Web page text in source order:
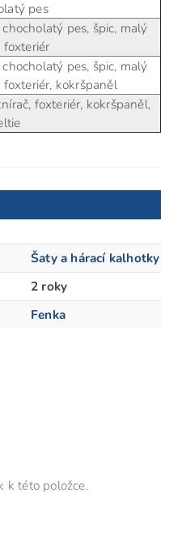
pes
pes, špic, malý
foxteriér
pes, špic, malý
foxteriér, kokršpaněl
foxteriér, kokršpaněl,
Šaty a hárací kalhotky
2 roky
Fenka
k této položce.